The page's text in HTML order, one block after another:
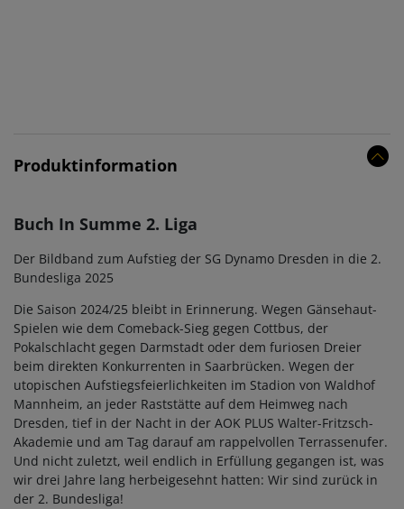
Produktinformation
Buch In Summe 2. Liga
Der Bildband zum Aufstieg der SG Dynamo Dresden in die 2.
Bundesliga 2025
Die Saison 2024/25 bleibt in Erinnerung. Wegen Gänsehaut-
Spielen wie dem Comeback-Sieg gegen Cottbus, der
Pokalschlacht gegen Darmstadt oder dem furiosen Dreier
beim direkten Konkurrenten in Saarbrücken. Wegen der
utopischen Aufstiegsfeierlichkeiten im Stadion von Waldhof
Mannheim, an jeder Raststätte auf dem Heimweg nach
Dresden, tief in der Nacht in der AOK PLUS Walter-Fritzsch-
Akademie und am Tag darauf am rappelvollen Terrassenufer.
Und nicht zuletzt, weil endlich in Erfüllung gegangen ist, was
wir drei Jahre lang herbeigesehnt hatten: Wir sind zurück in
der 2. Bundesliga!